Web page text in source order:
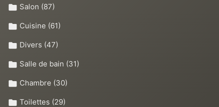
Salon (87)
Cuisine (61)
Divers (47)
Salle de bain (31)
Chambre (30)
Toilettes (29)